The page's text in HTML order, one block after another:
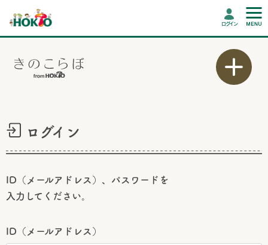
ログイン
ログイン
ID（メールアドレス）、パスワードを
入力してください。
ID（メールアドレス）